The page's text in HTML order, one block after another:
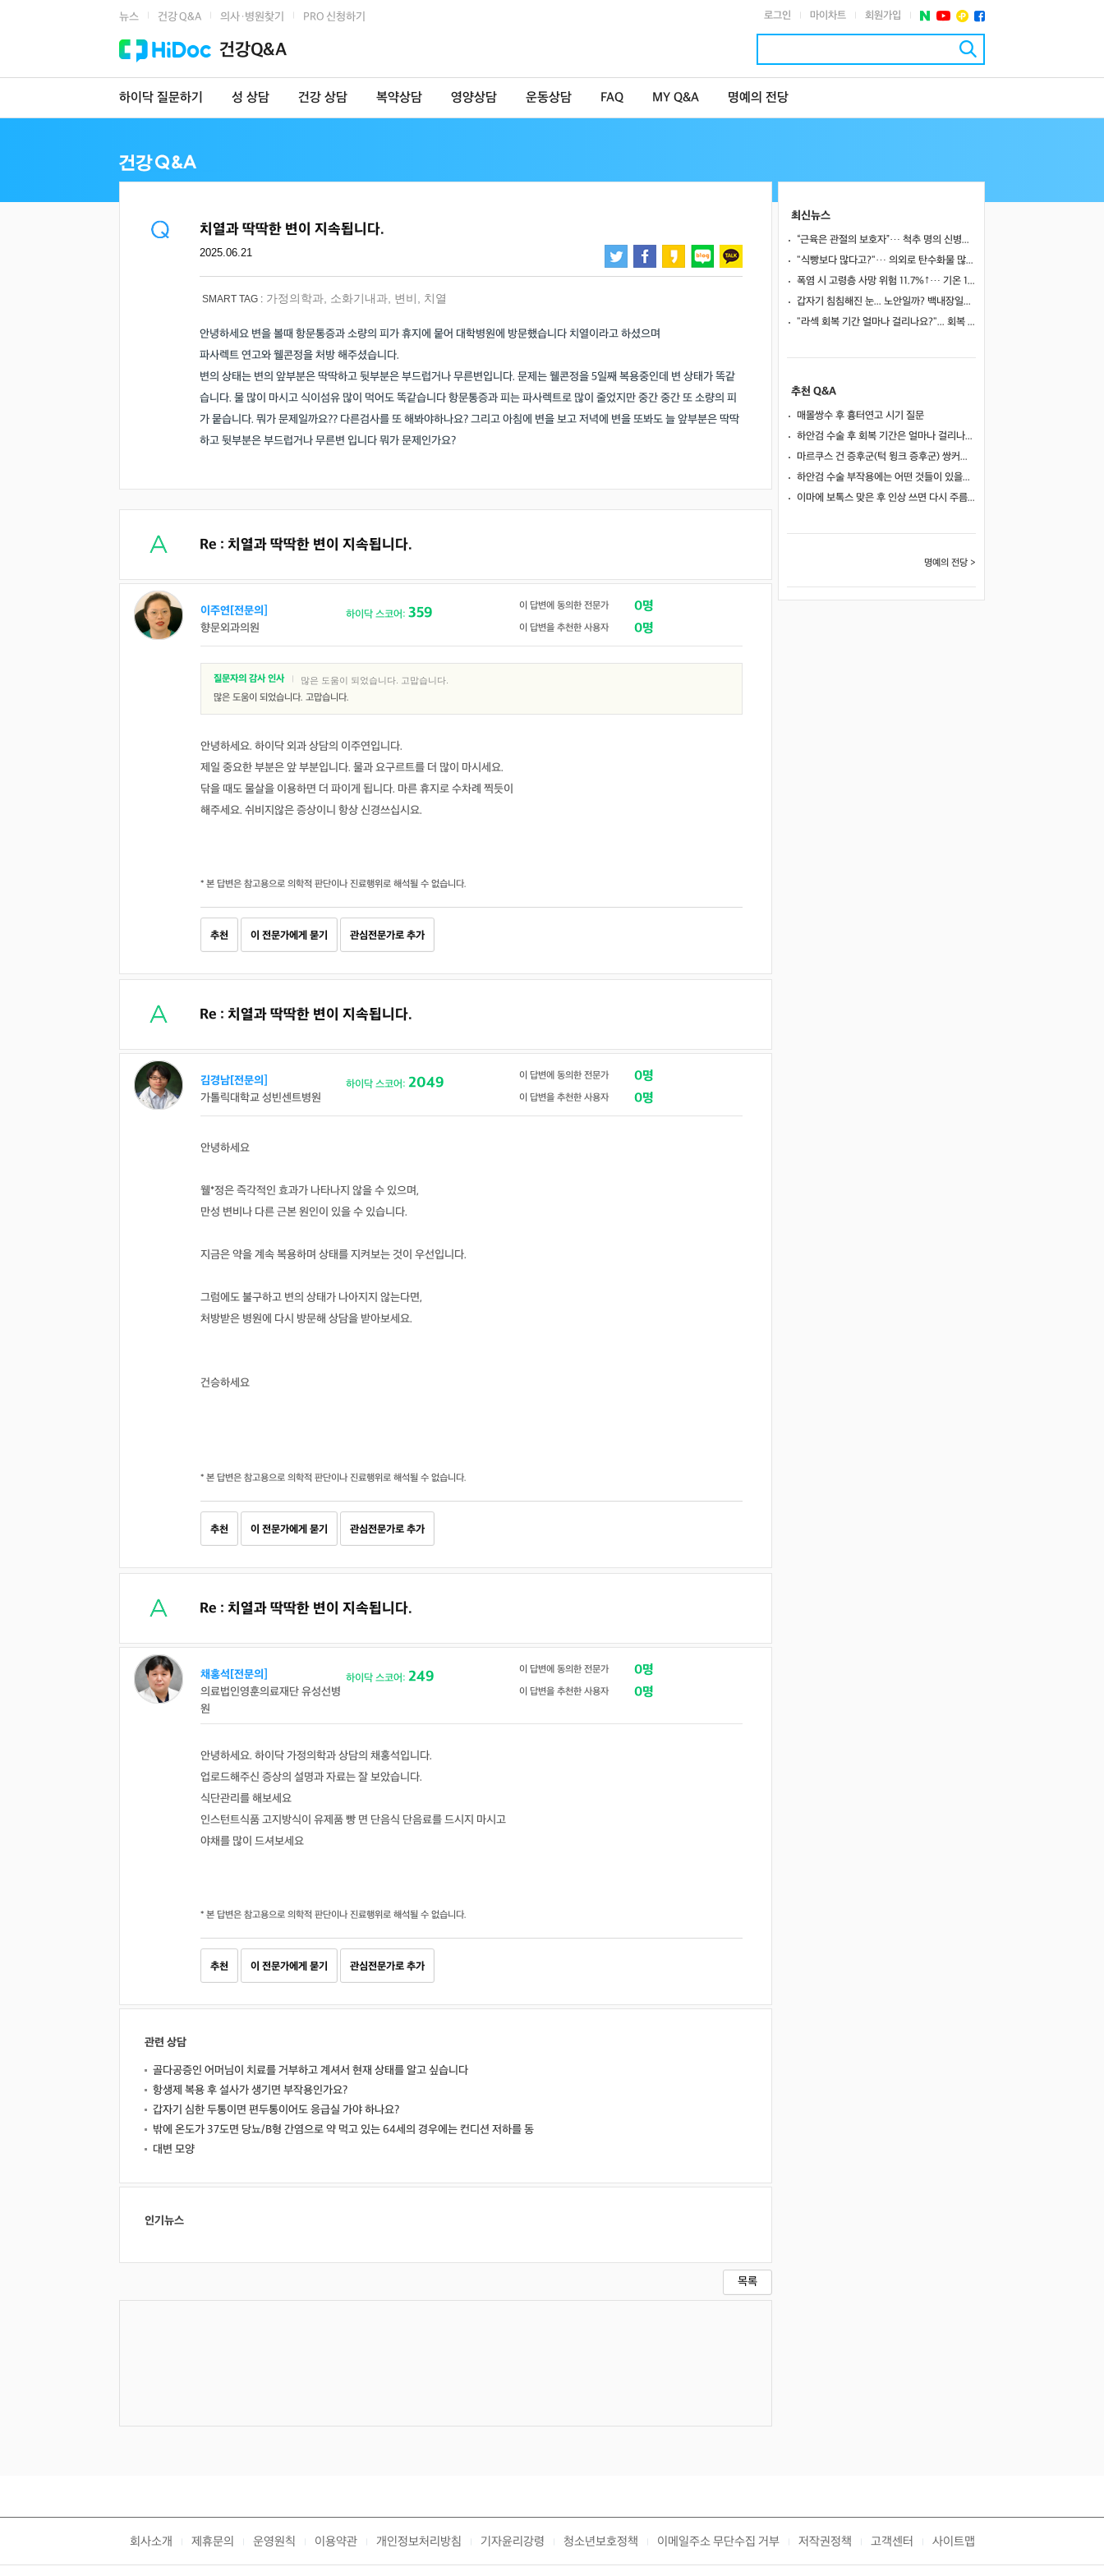
뉴스 건강 Q&A 의사·병원찾기 PRO 신청하기 로그인 마이차트 회원가입
건강Q&A
하이닥 질문하기 성 상담 건강 상담 복약상담 영양상담 운동상담 FAQ MY Q&A 명예의 전당
치열과 딱딱한 변이 지속됩니다.
2025.06.21
SMART TAG : 가정의학과 소화기내과 변비 치열
안녕하세요 변을 볼때 항문통증과 소량의 피가 휴지에 뭍어 대학병원에 방문했습니다 치열이라고 하셨으며
파사렉트 연고와 웰콘정을 처방 해주셨습니다.
변의 상태는 변의 앞부분은 딱딱하고 뒷부분은 부드럽거나 무른변입니다. 문제는 웰콘정을 5일째 복용중인데 변 상태가 똑같
습니다. 물 많이 마시고 식이섬유 많이 먹어도 똑같습니다 항문통증과 피는 파사렉트로 많이 줄었지만 중간 중간 또 소량의 피
가 뭍습니다. 뭐가 문제일까요?? 다른검사를 또 해봐야하나요? 그리고 아침에 변을 보고 저녁에 변을 또봐도 늘 앞부분은 딱딱
하고 뒷부분은 부드럽거나 무른변 입니다 뭐가 문제인가요?
Re : 치열과 딱딱한 변이 지속됩니다.
이주연[전문의]
향문외과의원
하이닥 스코어: 359 이 답변에 동의한 전문가 0명
이 답변을 추천한 사용자 0명
질문자의 감사 인사 많은 도움이 되었습니다. 고맙습니다.
많은 도움이 되었습니다. 고맙습니다.
안녕하세요. 하이닥 외과 상담의 이주연입니다.
제일 중요한 부분은 앞 부분입니다. 물과 요구르트를 더 많이 마시세요.
닦을 때도 물살을 이용하면 더 파이게 됩니다. 마른 휴지로 수차례 찍듯이
해주세요. 쉬비지않은 증상이니 항상 신경쓰십시요.
* 본 답변은 참고용으로 의학적 판단이나 진료행위로 해석될 수 없습니다.
추천 이 전문가에게 묻기 관심전문가로 추가
Re : 치열과 딱딱한 변이 지속됩니다.
김경남[전문의]
가톨릭대학교 성빈센트병원
하이닥 스코어: 2049 이 답변에 동의한 전문가 0명
이 답변을 추천한 사용자 0명
안녕하세요
웰*정은 즉각적인 효과가 나타나지 않을 수 있으며,
만성 변비나 다른 근본 원인이 있을 수 있습니다.
지금은 약을 계속 복용하며 상태를 지켜보는 것이 우선입니다.
그럼에도 불구하고 변의 상태가 나아지지 않는다면,
처방받은 병원에 다시 방문해 상담을 받아보세요.
건승하세요
* 본 답변은 참고용으로 의학적 판단이나 진료행위로 해석될 수 없습니다.
추천 이 전문가에게 묻기 관심전문가로 추가
Re : 치열과 딱딱한 변이 지속됩니다.
채홍석[전문의]
의료법인영훈의료재단 유성선병
원
하이닥 스코어: 249 이 답변에 동의한 전문가 0명
이 답변을 추천한 사용자 0명
안녕하세요. 하이닥 가정의학과 상담의 채홍석입니다.
업로드해주신 증상의 설명과 자료는 잘 보았습니다.
식단관리를 해보세요
인스턴트식품 고지방식이 유제품 빵 면 단음식 단음료를 드시지 마시고
야채를 많이 드셔보세요
* 본 답변은 참고용으로 의학적 판단이나 진료행위로 해석될 수 없습니다.
추천 이 전문가에게 묻기 관심전문가로 추가
관련 상담
골다공증인 어머님이 치료를 거부하고 계셔서 현재 상태를 알고 싶습니다
항생제 복용 후 설사가 생기면 부작용인가요?
갑자기 심한 두통이면 편두통이어도 응급실 가야 하나요?
밖에 온도가 37도면 당뇨/B형 간염으로 약 먹고 있는 64세의 경우에는 컨디션 저하를 동
대변 모양
인기뉴스
목록
최신뉴스
“근육은 관절의 보호자”… 척추 명의 신병준 교수가 말하는 하체 근육의 힘 [평생운동연구소]
"식빵보다 많다고?"… 의외로 탄수화물 많은 식품 4
폭염 시 고령층 사망 위험 11.7%↑… 기온 1도 오를 때마다 위험 높아져
갑자기 침침해진 눈... 노안일까? 백내장일까?
"라섹 회복 기간 얼마나 걸리나요?"... 회복 과정과 일상 복귀 시점
추천 Q&A
매몰쌍수 후 흉터연고 시기 질문
하안검 수술 후 회복 기간은 얼마나 걸리나요?
마르쿠스 건 증후군(턱 윙크 증후군) 쌍커풀 수술 가능 여부
하안검 수술 부작용에는 어떤 것들이 있을까요?
이마에 보톡스 맞은 후 인상 쓰면 다시 주름이 생길까요?
명예의 전당 >
회사소개 제휴문의 운영원칙 이용약관 개인정보처리방침 기자윤리강령 청소년보호정책 이메일주소 무단수집 거부 저작권정책 고객센터 사이트맵